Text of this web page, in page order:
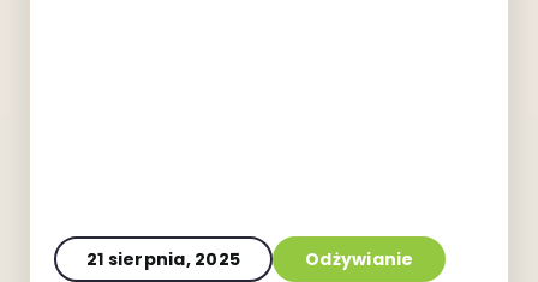
21 sierpnia, 2025 Odżywianie